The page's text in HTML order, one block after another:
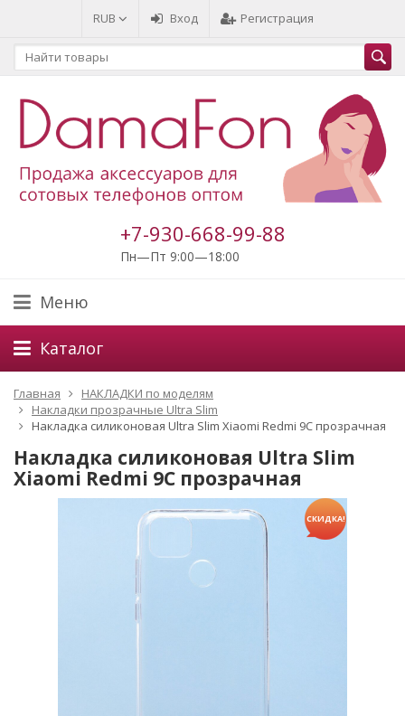
RUB Вход Регистрация
+7-930-668-99-88
Пн—Пт 9:00—18:00
Меню
Каталог
Главная
НАКЛАДКИ по моделям
Накладки прозрачные Ultra Slim
Накладка силиконовая Ultra Slim Xiaomi Redmi 9C прозрачная
Накладка силиконовая Ultra Slim
Xiaomi Redmi 9C прозрачная
СКИДКА!